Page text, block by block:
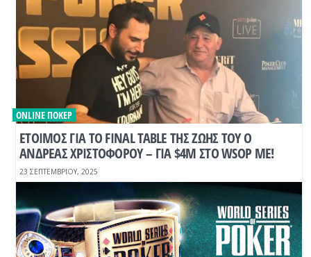
ΕΤΟΙΜΟΣ ΓΙΑ ΤΟ FINAL TABLE ΤΗΣ ΖΩΗΣ ΤΟΥ Ο
ΑΝΔΡΕΑΣ ΧΡΙΣΤΟΦΟΡΟΥ – ΓΙΑ $4Μ ΣΤΟ WSOP ME!
ONLINE ΠΌΚΕΡ
23 ΣΕΠΤΕΜΒΡΊΟΥ, 2025